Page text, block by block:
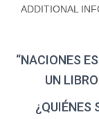
cambia
PRINTED
ADDITIONAL
“NACIONES
UN
¿QUIÉNES